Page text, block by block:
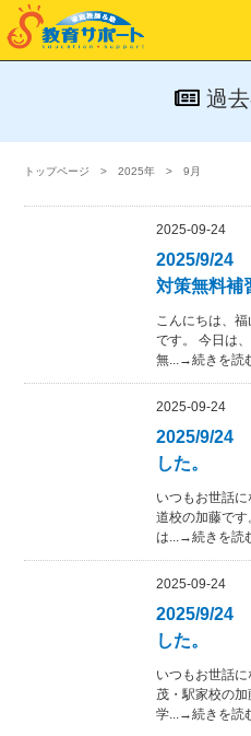
過去
トップページ 2025年 9月
2025-09-24
2025/9/24
対策無料補
こんにちは、
です。 今日は
無...→続きを読
2025-09-24
2025/9/24
した。
いつもお世話
道校の加藤で
は...→続きを読
2025-09-24
2025/9/24
した。
いつもお世話
茂・駅家校の
学...→続きを読